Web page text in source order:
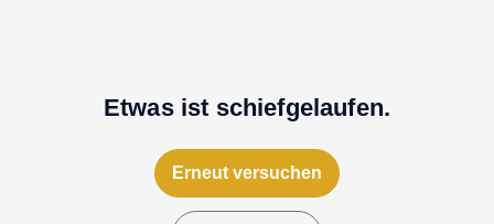
Etwas ist schiefgelaufen.
Erneut versuchen